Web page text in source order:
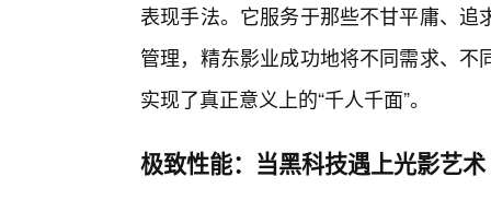
表现手法。它服务于那些不甘平庸、
管理，精东影业成功地将不同需求、
实现了真正意义上的“千人千面”。
极致性能：当黑科技遇上光影艺术